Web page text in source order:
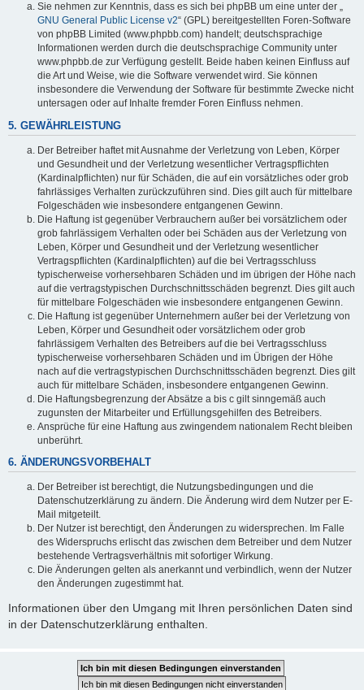
Sie nehmen zur Kenntnis, dass es sich bei phpBB um eine unter der „
GNU General Public License v2“ (GPL) bereitgestellten Foren-Software
von phpBB Limited (www.phpbb.com) handelt; deutschsprachige
Informationen werden durch die deutschsprachige Community unter
www.phpbb.de zur Verfügung gestellt. Beide haben keinen Einfluss auf
die Art und Weise, wie die Software verwendet wird. Sie können
insbesondere die Verwendung der Software für bestimmte Zwecke nicht
untersagen oder auf Inhalte fremder Foren Einfluss nehmen.
5. GEWÄHRLEISTUNG
Der Betreiber haftet mit Ausnahme der Verletzung von Leben, Körper
und Gesundheit und der Verletzung wesentlicher Vertragspflichten
(Kardinalpflichten) nur für Schäden, die auf ein vorsätzliches oder grob
fahrlässiges Verhalten zurückzuführen sind. Dies gilt auch für mittelbare
Folgeschäden wie insbesondere entgangenen Gewinn.
Die Haftung ist gegenüber Verbrauchern außer bei vorsätzlichem oder
grob fahrlässigem Verhalten oder bei Schäden aus der Verletzung von
Leben, Körper und Gesundheit und der Verletzung wesentlicher
Vertragspflichten (Kardinalpflichten) auf die bei Vertragsschluss
typischerweise vorhersehbaren Schäden und im übrigen der Höhe nach
auf die vertragstypischen Durchschnittsschäden begrenzt. Dies gilt auch
für mittelbare Folgeschäden wie insbesondere entgangenen Gewinn.
Die Haftung ist gegenüber Unternehmern außer bei der Verletzung von
Leben, Körper und Gesundheit oder vorsätzlichem oder grob
fahrlässigem Verhalten des Betreibers auf die bei Vertragsschluss
typischerweise vorhersehbaren Schäden und im Übrigen der Höhe
nach auf die vertragstypischen Durchschnittsschäden begrenzt. Dies gilt
auch für mittelbare Schäden, insbesondere entgangenen Gewinn.
Die Haftungsbegrenzung der Absätze a bis c gilt sinngemäß auch
zugunsten der Mitarbeiter und Erfüllungsgehilfen des Betreibers.
Ansprüche für eine Haftung aus zwingendem nationalem Recht bleiben
unberührt.
6. ÄNDERUNGSVORBEHALT
Der Betreiber ist berechtigt, die Nutzungsbedingungen und die
Datenschutzerklärung zu ändern. Die Änderung wird dem Nutzer per E-
Mail mitgeteilt.
Der Nutzer ist berechtigt, den Änderungen zu widersprechen. Im Falle
des Widerspruchs erlischt das zwischen dem Betreiber und dem Nutzer
bestehende Vertragsverhältnis mit sofortiger Wirkung.
Die Änderungen gelten als anerkannt und verbindlich, wenn der Nutzer
den Änderungen zugestimmt hat.
Informationen über den Umgang mit Ihren persönlichen Daten sind
in der Datenschutzerklärung enthalten.